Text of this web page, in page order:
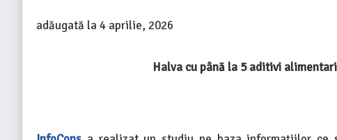
adăugată la 4 aprilie, 2026
Halva cu până la 5 aditivi